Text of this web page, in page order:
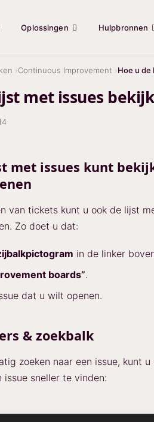
Oplossingen Hulpbronnen
Continuous Improvement Hoe u de
met issues
met issues kunt
van tickets kunt u ook de lijst
Zo doet u dat:
in de linker
boards”.
dat u wilt openen.
& zoekbalk
zoeken naar een issue, kunt
issue sneller te vinden: